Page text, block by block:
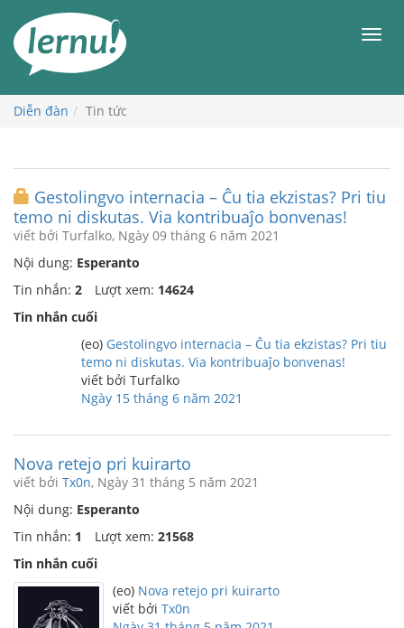
đến
phần
dung
Diễn đàn Tin tức
Gestolingvo internacia – Ĉu tia ekzistas? Pri tiu
temo ni diskutas. Via kontribuaĵo bonvenas!
viết bởi Turfalko, Ngày 09 tháng 6 năm 2021
Nội dung: Esperanto
Tin nhắn: 2 Lượt xem: 14624
Tin nhắn cuối
(eo) Gestolingvo internacia – Ĉu tia ekzistas? Pri tiu
temo ni diskutas. Via kontribuaĵo bonvenas!
viết bởi Turfalko
Ngày 15 tháng 6 năm 2021
Nova retejo pri kuirarto
viết bởi Tx0n, Ngày 31 tháng 5 năm 2021
Nội dung: Esperanto
Tin nhắn: 1 Lượt xem: 21568
Tin nhắn cuối
(eo) Nova retejo pri kuirarto
viết bởi Tx0n